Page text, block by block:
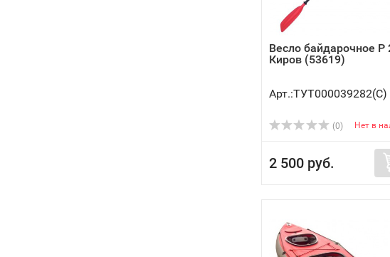
Весло байдарочное Р
Киров (53619)
Арт.:ТУТ000039282(C)
(0) Нет в
2 500 руб.